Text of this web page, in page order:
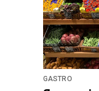
GASTRO